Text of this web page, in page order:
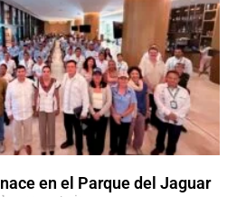
en el Parque del Jaguar